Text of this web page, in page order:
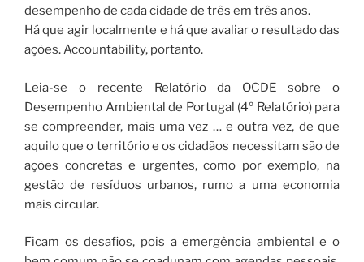
desempenho de cada cidade de três em três anos.
Há que agir localmente e há que avaliar o resultado das
ações. Accountability, portanto.
Leia-se o recente Relatório da OCDE sobre o
Desempenho Ambiental de Portugal (4º Relatório) para
se compreender, mais uma vez … e outra vez, de que
aquilo que o território e os cidadãos necessitam são de
ações concretas e urgentes, como por exemplo, na
gestão de resíduos urbanos, rumo a uma economia
mais circular.
Ficam os desafios, pois a emergência ambiental e o